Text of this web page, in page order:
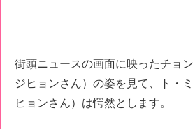
街頭ニュースの画面に映ったチョ
ジヒョンさん）の姿を見て、ト・
ヒョンさん）は愕然とします。